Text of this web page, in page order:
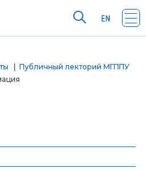
Публичный лекторий МГППУ